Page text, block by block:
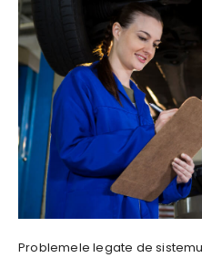
Problemele legate de